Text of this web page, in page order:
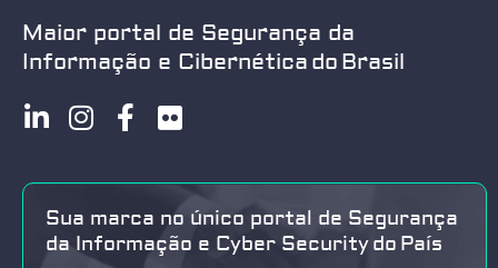
Maior portal de Segurança da
Informação e Cibernética do Brasil
Sua marca no único portal de Segurança
da Informação e Cyber Security do País